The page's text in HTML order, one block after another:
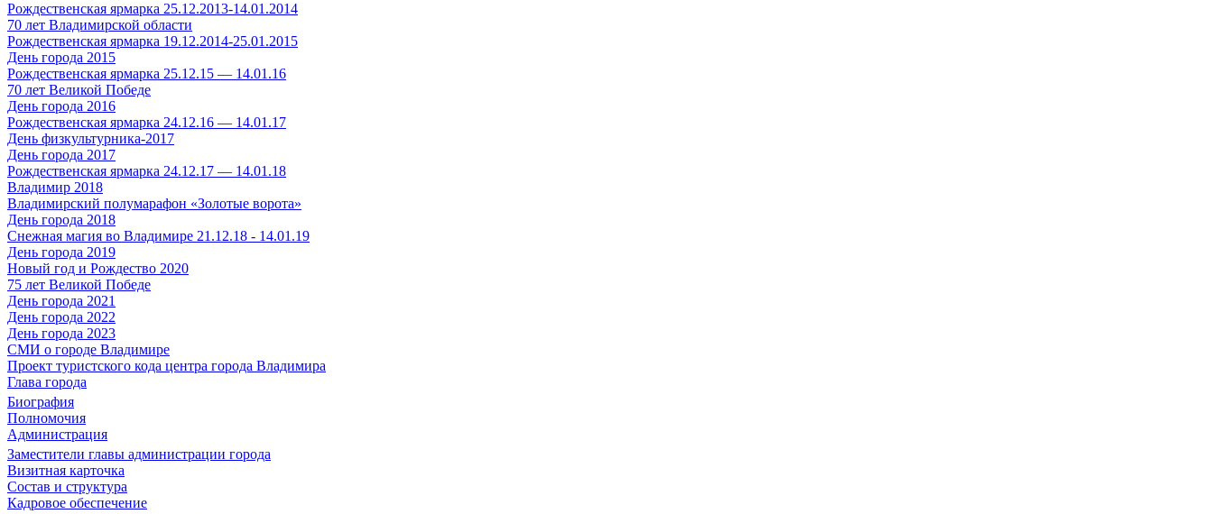
Рождественская ярмарка 25.12.2013-14.01.2014
70 лет Владимирской области
Рождественская ярмарка 19.12.2014-25.01.2015
День города 2015
Рождественская ярмарка 25.12.15 — 14.01.16
70 лет Великой Победе
День города 2016
Рождественская ярмарка 24.12.16 — 14.01.17
День физкультурника-2017
День города 2017
Рождественская ярмарка 24.12.17 — 14.01.18
Владимир 2018
Владимирский полумарафон «Золотые ворота»
День города 2018
Снежная магия во Владимире 21.12.18 - 14.01.19
День города 2019
Новый год и Рождество 2020
75 лет Великой Победе
День города 2021
День города 2022
День города 2023
СМИ о городе Владимире
Проект туристского кода центра города Владимира
Глава города
Биография
Полномочия
Администрация
Заместители главы администрации города
Визитная карточка
Состав и структура
Кадровое обеспечение